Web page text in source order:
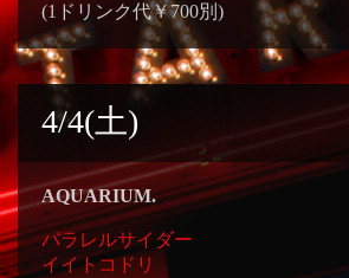
(1ドリンク代￥700別)
4/4(土)
AQUARIUM.
パラレルサイダー
イイトコドリ